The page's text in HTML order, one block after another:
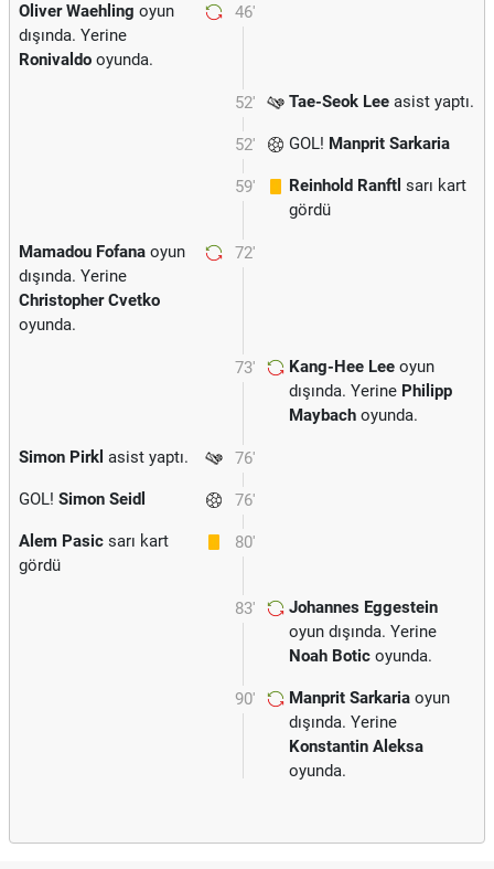
46'
Oliver Waehling oyun
dışında. Yerine
Ronivaldo oyunda.
52' Tae-Seok Lee asist yaptı.
52' GOL! Manprit Sarkaria
59' Reinhold Ranftl sarı kart
gördü
72'
Mamadou Fofana oyun
dışında. Yerine
Christopher Cvetko
oyunda.
73' Kang-Hee Lee oyun
dışında. Yerine Philipp
Maybach oyunda.
76'
Simon Pirkl asist yaptı.
76'
GOL! Simon Seidl
80'
Alem Pasic sarı kart
gördü
83'
Johannes Eggestein
oyun dışında. Yerine
Noah Botic oyunda.
90' Manprit Sarkaria oyun
dışında. Yerine
Konstantin Aleksa
oyunda.